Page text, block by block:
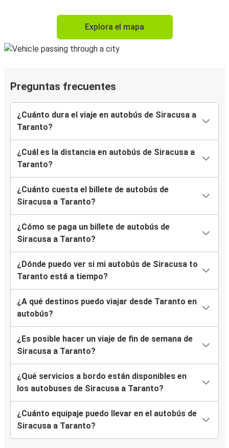
Explora el mapa
Preguntas frecuentes
¿Cuánto dura el viaje en autobús de Siracusa a
Taranto?
¿Cuál es la distancia en autobús de Siracusa a
Taranto?
¿Cuánto cuesta el billete de autobús de
Siracusa a Taranto?
¿Cómo se paga un billete de autobús de
Siracusa a Taranto?
¿Dónde puedo ver si mi autobús de Siracusa to
Taranto está a tiempo?
¿A qué destinos puedo viajar desde Taranto en
autobús?
¿Es posible hacer un viaje de fin de semana de
Siracusa a Taranto?
¿Qué servicios a bordo están disponibles en
los autobuses de Siracusa a Taranto?
¿Cuánto equipaje puedo llevar en el autobús de
Siracusa a Taranto?